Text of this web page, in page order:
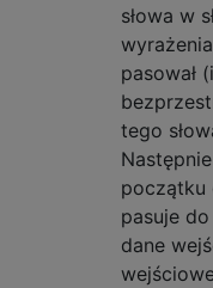
słowa w
pasował
tego
początku
pasuje
dane